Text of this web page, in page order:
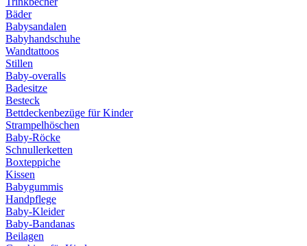
Bäder
Babysandalen
Babyhandschuhe
Wandtattoos
Stillen
Baby-overalls
Badesitze
Besteck
Bettdeckenbezüge für Kinder
Strampelhöschen
Baby-Röcke
Schnullerketten
Boxteppiche
Kissen
Babygummis
Handpflege
Baby-Kleider
Baby-Bandanas
Beilagen